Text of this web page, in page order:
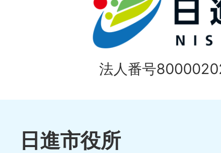
法人番号
日進市役所